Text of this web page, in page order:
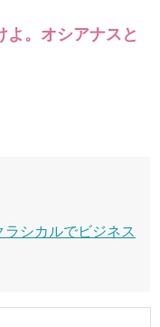
よ。オシアナスと
シカルでビジネス